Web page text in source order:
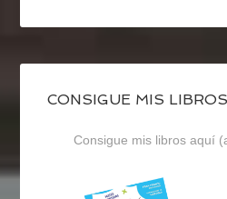
CONSIGUE MIS LIBROS
Consigue mis libros aquí